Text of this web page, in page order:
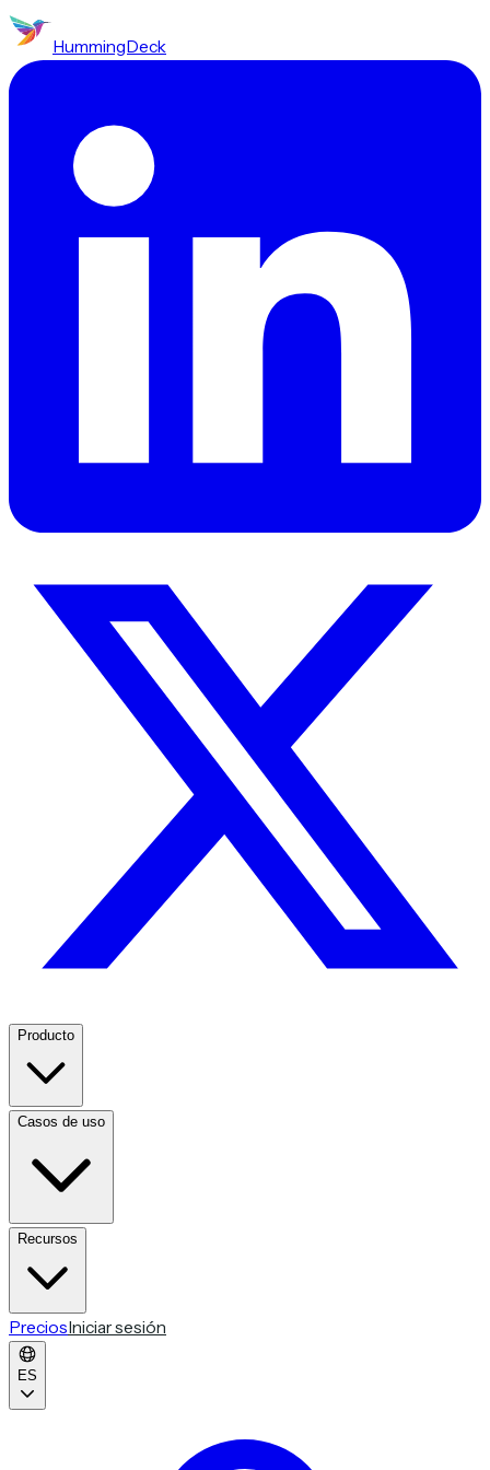
HummingDeck
Producto
Casos de uso
Recursos
PreciosIniciar sesión
ES